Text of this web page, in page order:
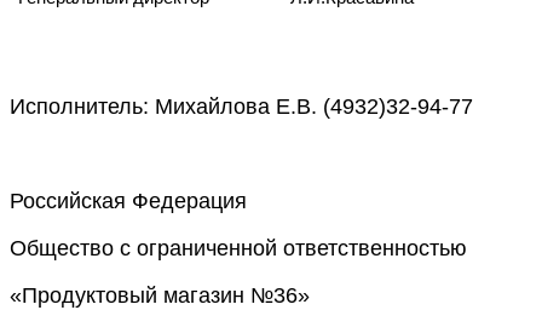
Исполнитель: Михайлова Е.В. (4932)32-94-77
Российская Федерация
Общество с ограниченной ответственностью
«Продуктовый магазин №36»